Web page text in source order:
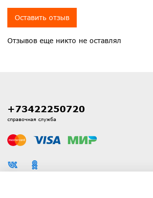
Отзывов еще никто не оставлял
Оставить отзыв
+73422250720
справочная служба